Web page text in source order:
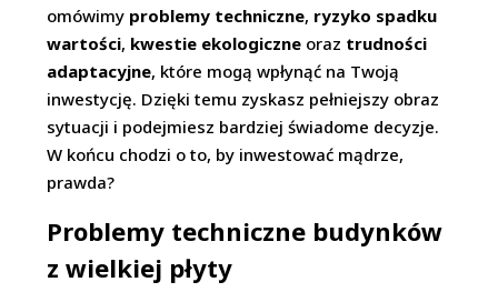
omówimy problemy techniczne, ryzyko spadku
wartości, kwestie ekologiczne oraz trudności
adaptacyjne, które mogą wpłynąć na Twoją
inwestycję. Dzięki temu zyskasz pełniejszy obraz
sytuacji i podejmiesz bardziej świadome decyzje.
W końcu chodzi o to, by inwestować mądrze,
prawda?
Problemy techniczne budynków
z wielkiej płyty